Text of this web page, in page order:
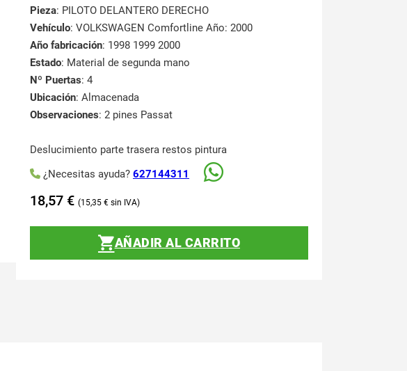
Pieza: PILOTO DELANTERO DERECHO
Vehículo: VOLKSWAGEN Comfortline Año: 2000
Año fabricación: 1998 1999 2000
Estado: Material de segunda mano
Nº Puertas: 4
Ubicación: Almacenada
Observaciones: 2 pines Passat
Deslucimiento parte trasera restos pintura
¿Necesitas ayuda? 627144311
18,57 € 15,35 €
AÑADIR AL CARRITO